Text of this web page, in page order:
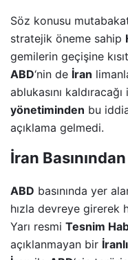
Söz konusu
stratejik öneme sahip
gemilerin geçişine
ABD‘nin de İran
ablukasını
yönetiminden bu
açıklama gelmedi.
İran
ABD basınında yer
hızla devreye girerek
Yarı resmi Tesnim
açıklanmayan bir